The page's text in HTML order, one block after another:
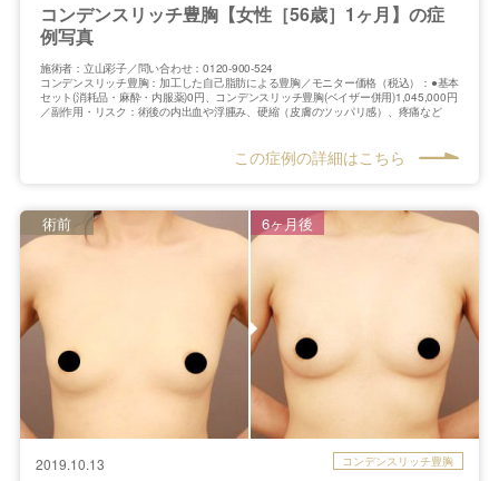
コンデンスリッチ豊胸【女性［56歳］1ヶ月】の症
例写真
施術者：立山彩子／問い合わせ：0120-900-524
コンデンスリッチ豊胸：加工した自己脂肪による豊胸／モニター価格（税込）：●基本
セット(消耗品・麻酔・内服薬)0円、コンデンスリッチ豊胸(ベイザー併用)1,045,000円
／副作用・リスク：術後の内出血や浮腫み、硬縮（皮膚のツッパリ感）、疼痛など
この症例の詳細はこちら
2019.10.13 コンデンスリッチ豊胸
術前 6ヶ月後